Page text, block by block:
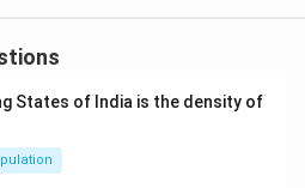
States of India is the density of